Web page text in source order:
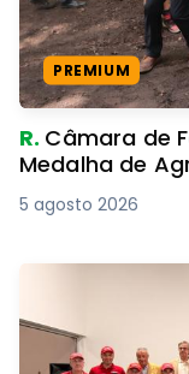
PREMIUM
R. Câmara de
Medalha de
5 agosto 2026